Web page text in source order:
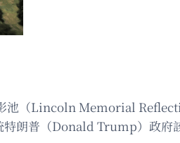
池（Lincoln Memorial
特朗普（Donald Trump）政府